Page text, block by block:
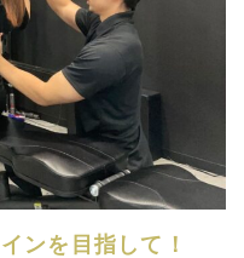
ンを目指して！